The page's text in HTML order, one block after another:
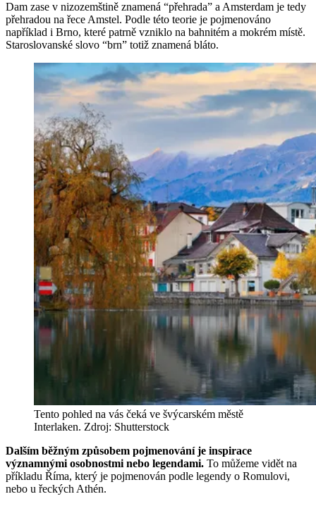
Dam zase v nizozemštině znamená “přehrada” a Amsterdam je tedy
přehradou na řece Amstel. Podle této teorie je pojmenováno
například i Brno, které patrně vzniklo na bahnitém a mokrém místě.
Staroslovanské slovo “brn” totiž znamená bláto.
Tento pohled na vás čeká ve švýcarském městě
Interlaken. Zdroj: Shutterstock
Dalším běžným způsobem pojmenování je inspirace
významnými osobnostmi nebo legendami. To můžeme vidět na
příkladu Říma, který je pojmenován podle legendy o Romulovi,
nebo u řeckých Athén.